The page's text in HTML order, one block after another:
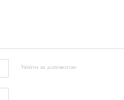
Увійти за допомогою